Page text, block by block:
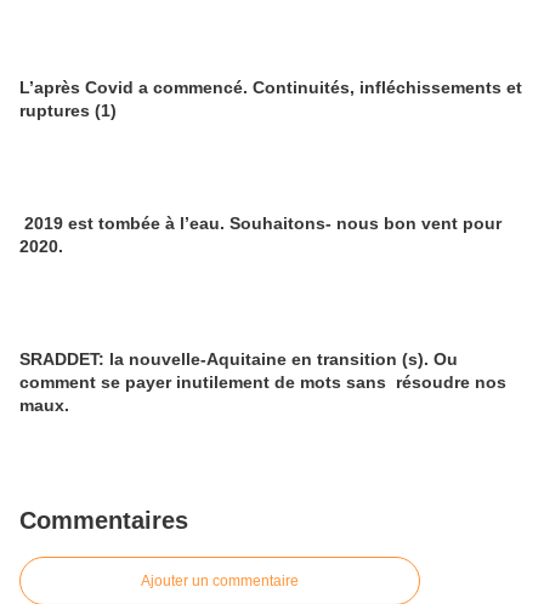
L’après Covid a commencé. Continuités, infléchissements et
ruptures (1)
2019 est tombée à l’eau. Souhaitons- nous bon vent pour
2020.
SRADDET: la nouvelle-Aquitaine en transition (s). Ou
comment se payer inutilement de mots sans résoudre nos
maux.
Commentaires
Ajouter un commentaire